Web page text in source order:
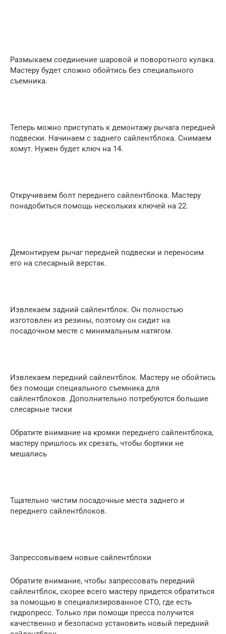
Размыкаем соединение шаровой и поворотного кулака.
Мастеру будет сложно обойтись без специального
съемника.
Теперь можно приступать к демонтажу рычага передней
подвески. Начинаем с заднего сайлентблока. Снимаем
хомут. Нужен будет ключ на 14.
Откручиваем болт переднего сайлентблока. Мастеру
понадобиться помощь нескольких ключей на 22.
Демонтируем рычаг передней подвески и переносим
его на слесарный верстак.
Извлекаем задний сайлентблок. Он полностью
изготовлен из резины, поэтому он сидит на
посадочном месте с минимальным натягом.
Извлекаем передний сайлентблок. Мастеру не обойтись
без помощи специального съемника для
сайлентблоков. Дополнительно потребуются большие
слесарные тиски
Обратите внимание на кромки переднего сайлентблока,
мастеру пришлось их срезать, чтобы бортики не
мешались
Тщательно чистим посадочные места заднего и
переднего сайлентблоков.
Запрессовываем новые сайлентблоки
Обратите внимание, чтобы запрессовать передний
сайлентблок, скорее всего мастеру придется обратиться
за помощью в специализированное СТО, где есть
гидропресс. Только при помощи пресса получится
качественно и безопасно установить новый передний